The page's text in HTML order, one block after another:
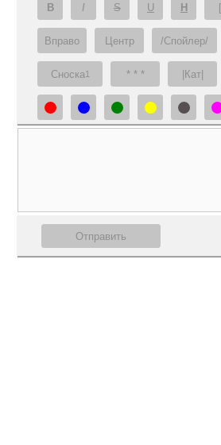
B I S U H
Вправо Центр /Спойлер/
Сноска1 * * * |Кат|